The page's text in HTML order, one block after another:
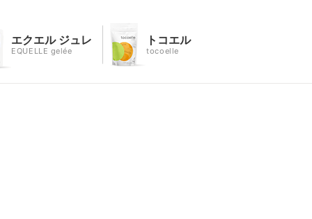
エクエル ジュレ
EQUELLE gelée
トコエル
tocoelle